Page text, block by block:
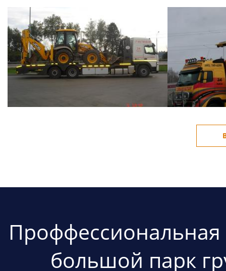
Проффессиональная
большой парк